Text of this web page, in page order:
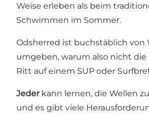
Weise erleben als beim
Schwimmen im Sommer.
Odsherred ist buchstäblich von
umgeben, warum also nicht die
Ritt auf einem SUP oder
Jederkann lernen, die Wellen
und es gibt viele